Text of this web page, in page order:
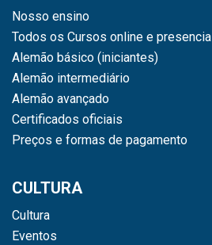
Nosso ensino
Todos os Cursos online e presencial
Alemão básico (iniciantes)
Alemão intermediário
Alemão avançado
Certificados oficiais
Preços e formas de pagamento
CULTURA
Cultura
Eventos